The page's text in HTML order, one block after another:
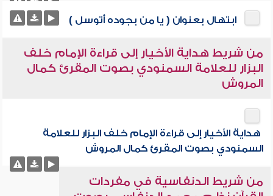
ابتهال بعنوان ( يا من بجوده أتوسل )
من شريط هداية الأخيار إلى قراءة الإمام خلف
البزار للعلامة السمنودي بصوت المقرئ كمال
المروش
هداية الأخيار إلى قراءة الإمام خلف البزار للعلامة
السمنودي بصوت المقرئ كمال المروش
من شريط الدنفاسية في مفردات